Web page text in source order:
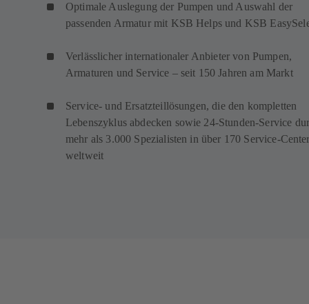
Optimale Auslegung der Pumpen und Auswahl der
passenden Armatur mit KSB Helps und KSB
Verlässlicher internationaler Anbieter von Pumpen,
Armaturen und Service – seit 150 Jahren am Markt
Service- und Ersatzteillösungen, die den kompletten
Lebenszyklus abdecken sowie 24-Stunden-Service
mehr als 3.000 Spezialisten in über 170 Service-
weltweit